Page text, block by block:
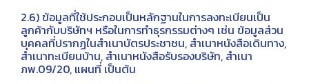
2.6) ข้อมูลที่ใช้ประกอบเป็นหลักฐานในการลงทะเบียนเป็น
ลูกค้ากับบริษัทฯ หรือในการทำธุรกรรมต่างๆ เช่น ข้อมูลส่วน
บุคคลที่ปรากฏในสำเนาบัตรประชาชน, สำเนาหนังสือเดินทาง,
สำเนาทะเบียนบ้าน, สำเนาหนังสือรับรองบริษัท, สำเนา
ภพ.09/20, แผนที่ เป็นต้น